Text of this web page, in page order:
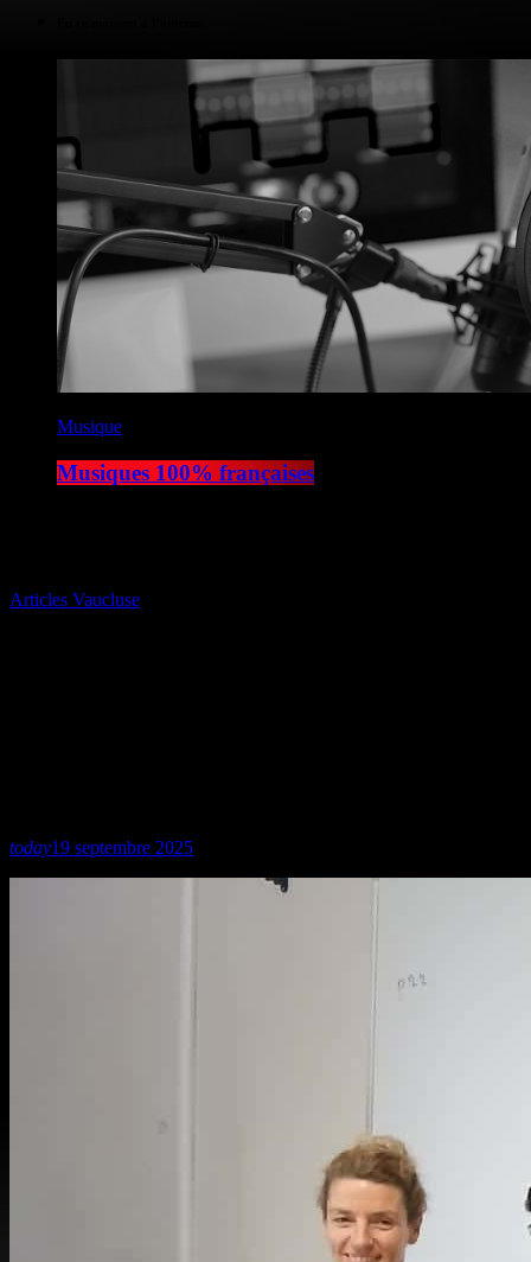
Musique
Musiques 100% françaises
Articles Vaucluse
today19 septembre 2025